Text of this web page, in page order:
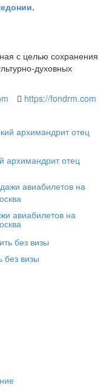
с целью сохранения
духовных
https://fondrm.com
архимандрит отец
авиабилетов на
визы